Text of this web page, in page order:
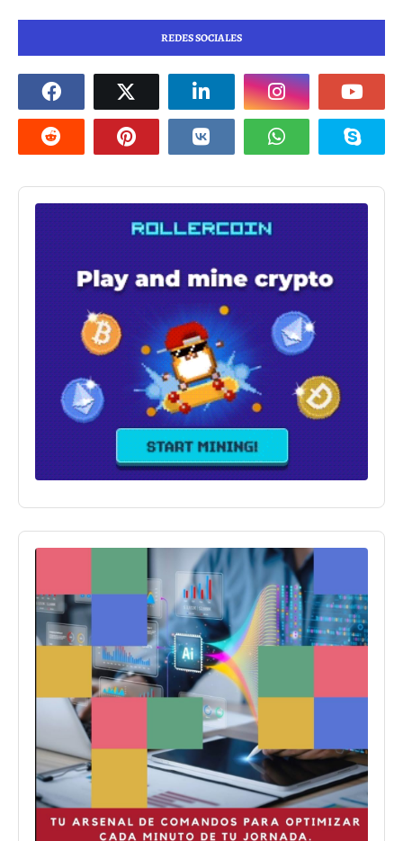
REDES SOCIALES